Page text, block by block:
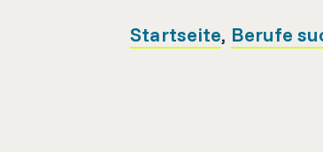
Startseite, Berufe